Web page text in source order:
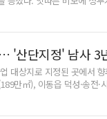
약 방식 변경 문제로 지난달
은 공개하기 어렵지만, 공
밝혔다. 이에 대해 CJ 본사
으로 기존 공사비로 진행이
이라며 "초반에 어려운 공
보면 완공시기는 맞출 수
세계 최초 K-콘텐츠
심 기반인 만큼 신속한 사업
밝혔다. 이 때문에 경기도 안
기존의 국가산단 조성 방
단을 조성할 수 있을 것이라
단 사업시행자로 지정해
에 대해 GH 측은 용인 국가
할 수 있는 역할을 충실히
매수권 부여, 공공 매입 등
지에 놓인 피해 세입자들
는 "하루하루 피가 마르는
그만둬"급전 필요하면 부
툼 등 가정불화 이어지기
건축왕 전세사기 피해자
지법 정문, 주안역 광장 등
나 집회 등에 참가한 피해자
'산단지정' 남사 3
대상지로 지정된 곳에서
만㎡), 이동읍 덕성·송전·
제한지역으로 지정·고시
막고 국가산단이 원활하게